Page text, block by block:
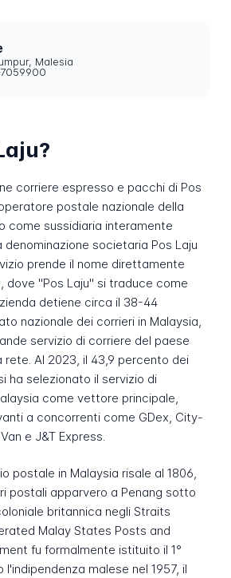
Malesia
corriere espresso e pacchi di Pos
postale nazionale della
come sussidiaria interamente
societaria Pos Laju
prende il nome direttamente
dove "Pos Laju" si traduce come
detiene circa il 38-44
nazionale dei corrieri in Malaysia,
servizio di corriere del paese
Al 2023, il 43,9 percento dei
ha selezionato il servizio di
come vettore principale,
a concorrenti come GDex, City-
e J&T Express.
postale in Malaysia risale al 1806,
postali apparvero a Penang sotto
britannica negli Straits
Malay States Posts and
fu formalmente istituito il 1°
l'indipendenza malese nel 1957, il